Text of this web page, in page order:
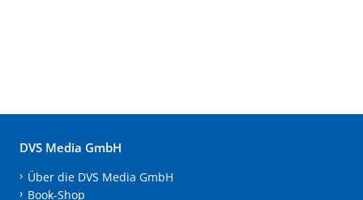
DVS Media GmbH
Über die DVS Media GmbH
Book-Shop